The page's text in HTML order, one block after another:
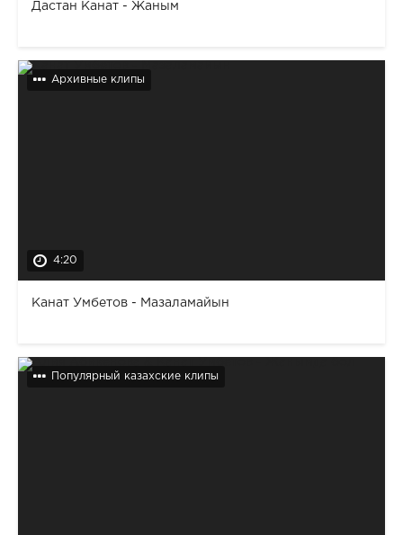
Дастан Канат - Жаным
Архивные клипы
4:20
Канат Умбетов - Мазаламайын
Популярный казахские клипы